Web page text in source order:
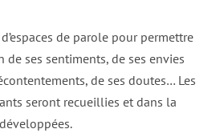
de parole pour permettre
de ses sentiments, de ses envies
de ses doutes… Les
seront recueillies et dans la